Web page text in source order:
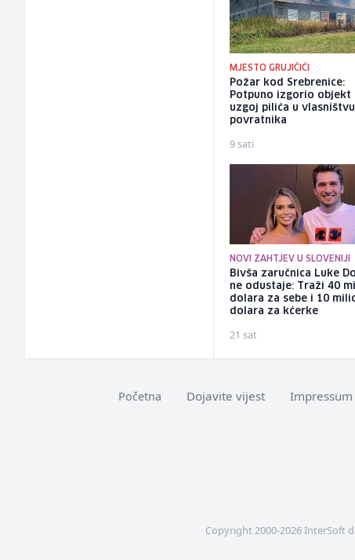
MJESTO GRUJIČIĆI
Požar kod Srebrenice:
Potpuno izgorio objekt
uzgoj pilića u vlasništvu
povratnika
9 sati
NOVI ZAHTJEV U SLOVENIJI
Bivša zaručnica Luke
ne odustaje: Traži 40
dolara za sebe i 10
dolara za kćerke
21 sat
Početna Dojavite vijest Impressum
Copyright 2000-2026 InterSoft